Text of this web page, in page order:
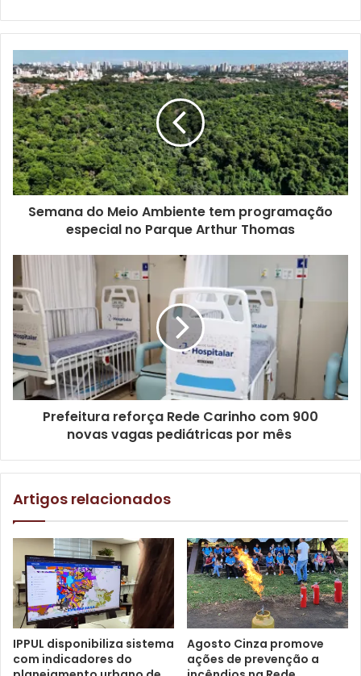
desempenhado pelo Observatório Nacional de Segurança
Público (Oscip) existente há 15 anos e maior instituição da
América Latina no segmento. Com equipe profissional
multidisciplinar, a entidade sem fins lucrativos atua
integrando estratégias de pesquisa, desenvolvimento,
inovação, impacto social e engajamento junto ao poder
público, focadas em ações voltadas à redução dos índices
elevados de vítimas no trânsito.
Destacado na atividade, o Movimento Maio Amarelo,
surgido há 13 anos no Brasil, via ONSV, teve seu modelo
exportado e possui alcance expandido hoje para mais de
30 países. Já se consolidou como uma das principais
campanhas de conscientização sobre segurança viária no
mundo.
Foto: Emerson Dias / N.Com
O especialista apontou dados expressivos sobre a
realidade do trânsito brasileiro. Conforme o Observatório
Semana do Meio Ambiente tem programação
especial no Parque Arthur Thomas
Prefeitura reforça Rede Carinho com 900
novas vagas pediátricas por mês
Artigos relacionados
IPPUL disponibiliza sistema
com indicadores do
Agosto Cinza promove
ações de prevenção a